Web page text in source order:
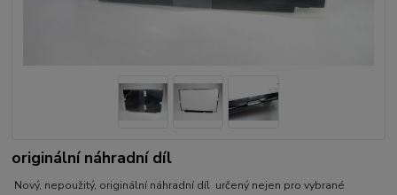
originální náhradní díl
Nový, nepoužitý, originální náhradní díl určený nejen pro vybrané